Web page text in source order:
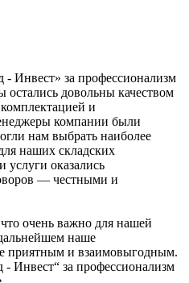
Инвест» за профессионализм
довольны качеством
и
компании были
нам выбрать наиболее
наших складских
оказались
— честными и
что очень важно для нашей
наше
приятным и взаимовыгодным.
Инвест“ за профессионализм